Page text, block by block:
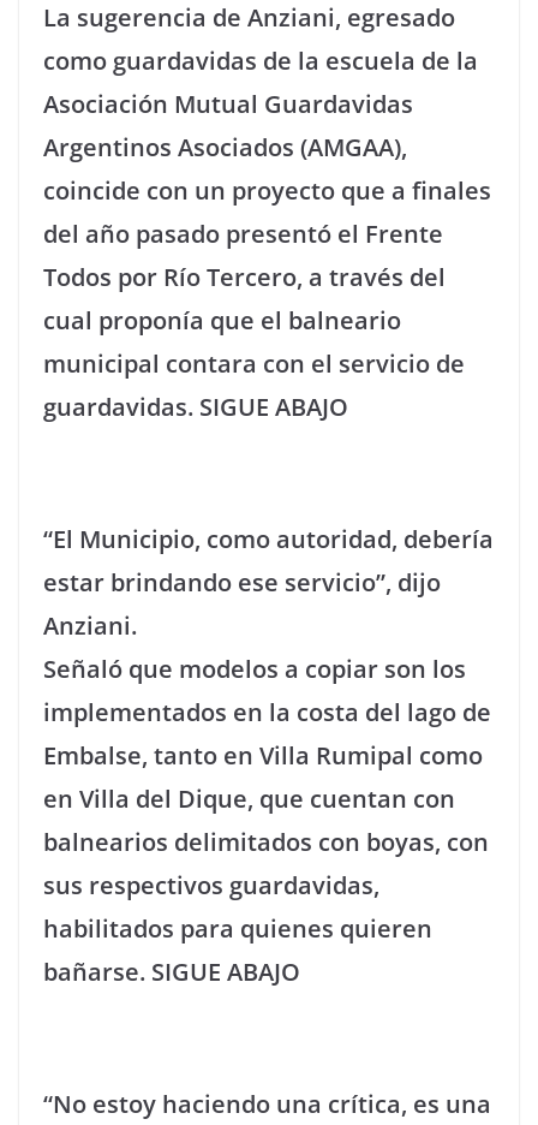
La sugerencia de Anziani, egresado
como guardavidas de la escuela de la
Asociación Mutual Guardavidas
Argentinos Asociados (AMGAA),
coincide con un proyecto que a finales
del año pasado presentó el Frente
Todos por Río Tercero, a través del
cual proponía que el balneario
municipal contara con el servicio de
guardavidas. SIGUE ABAJO
“El Municipio, como autoridad, debería
estar brindando ese servicio”, dijo
Anziani.
Señaló que modelos a copiar son los
implementados en la costa del lago de
Embalse, tanto en Villa Rumipal como
en Villa del Dique, que cuentan con
balnearios delimitados con boyas, con
sus respectivos guardavidas,
habilitados para quienes quieren
bañarse. SIGUE ABAJO
“No estoy haciendo una crítica, es una